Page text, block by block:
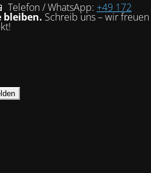
Telefon / WhatsApp: +49 172
bleiben. Schreib uns – wir freuen